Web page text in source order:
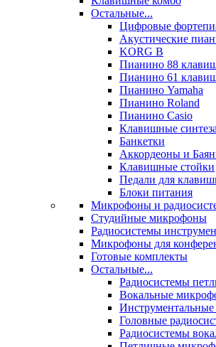
Остальные...
Цифровые
Акустические
KORG B
Пианино 88
Пианино 61
Пианино Yamaha
Пианино Roland
Пианино Casio
Клавишные
Банкетки
Аккордеоны и
Клавишные стойки
Педали для
Блоки питания
Микрофоны и
Студийные микрофоны
Радиосистемы
Микрофоны для
Готовые комплекты
Остальные...
Радиосистемы
Вокальные
Головные
Радиосистемы